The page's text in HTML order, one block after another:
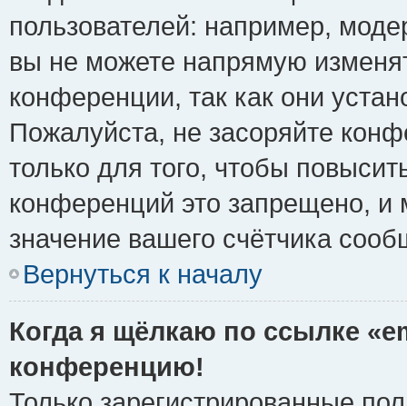
пользователей: например,
вы не можете напрямую
конференции, так как они
Пожалуйста, не засоряйте
только для того, чтобы
конференций это запрещено, и
значение вашего счётчика
Вернуться к началу
Когда я щёлкаю по ссылке
конференцию!